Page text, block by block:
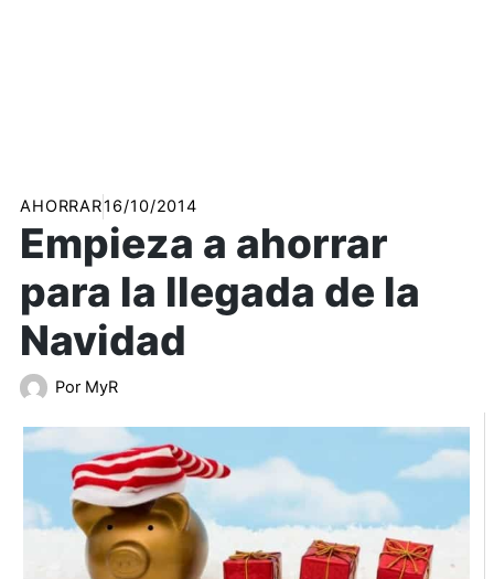
AHORRAR16/10/2014
Empieza a ahorrar
para la llegada de la
Navidad
Por MyR